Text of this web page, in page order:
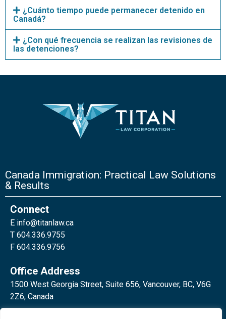
¿Cuánto tiempo puede permanecer detenido en
Canadá?
¿Con qué frecuencia se realizan las revisiones de
las detenciones?
Canada Immigration: Practical Law Solutions
& Results
Connect
E info@titanlaw.ca
T 604.336.9755
F 604.336.9756
Office Address
1500 West Georgia Street, Suite 656, Vancouver, BC, V6G
2Z6, Canada